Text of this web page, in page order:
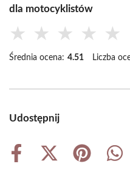
dla motocyklistów
★ ★ ★ ★ ★
Średnia ocena: 4.51 Liczba
Udostępnij
Share
Share
Share